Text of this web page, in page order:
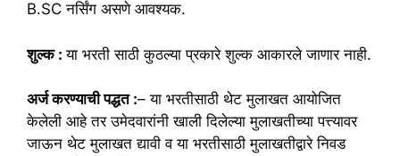
B.SC नर्सिंग असणे आवश्यक.
शुल्क :या भरती साठी कुठल्या प्रकारे शुल्क आकारले जाणार नाही.
अर्ज करण्याची पद्धत :– या भरतीसाठी थेट मुलाखत आयोजित
केलेली आहे तर उमेदवारांनी खाली दिलेल्या मुलाखतीच्या पत्त्यावर
जाऊन थेट मुलाखत द्यावी व या भरतीसाठी मुलाखतीद्वारे निवड